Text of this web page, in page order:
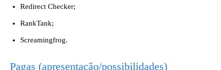
Redirect Checker;
RankTank;
Screamingfrog.
Pagas (apresentação/possibilidades)